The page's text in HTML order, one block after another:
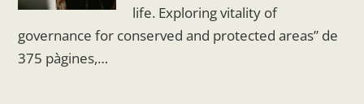
life. Exploring vitality of
governance for conserved and protected areas” de
375 pàgines,…